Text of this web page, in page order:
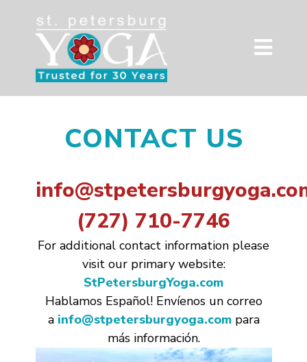
CONTACT US
(727) 710-7746
For additional contact information please
visit our primary website:
StPetersburgYoga.com
Hablamos Español! Envíenos un correo
a info@stpetersburgyoga.compara
más información.